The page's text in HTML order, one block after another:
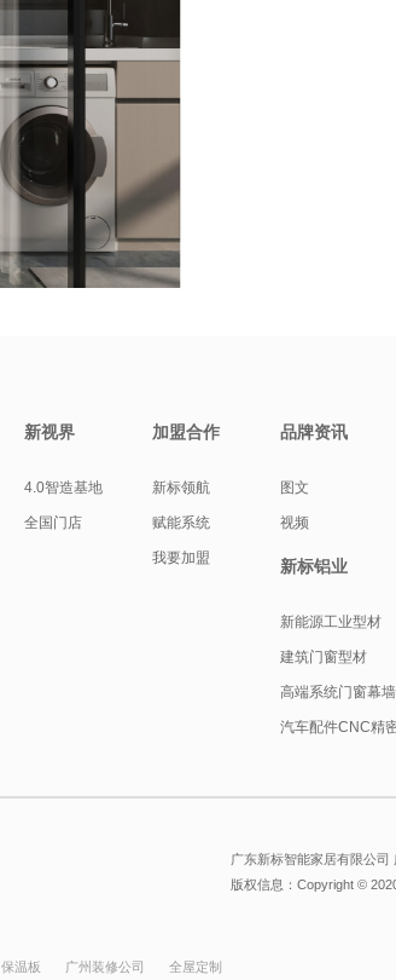
新视界
4.0智造基地
全国门店
加盟合作
新标领航
赋能系统
我要加盟
品牌资讯
图文
视频
新标铝业
新能源工业型材
建筑门窗型材
高端系统门窗幕墙
汽车配件CNC精
广东新标智能家居有限公
版权信息：Copyright ©
保温板 广州装修公司 全屋定制